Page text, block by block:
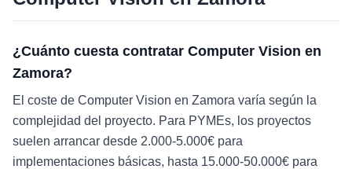
¿Cuánto cuesta contratar Computer Vision en
Zamora?
El coste de Computer Vision en Zamora varía según la
complejidad del proyecto. Para PYMEs, los proyectos
suelen arrancar desde 2.000-5.000€ para
implementaciones básicas, hasta 15.000-50.000€ para